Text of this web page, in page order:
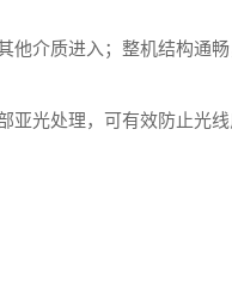
他介质进入；整机结构通
光处理，可有效防止光